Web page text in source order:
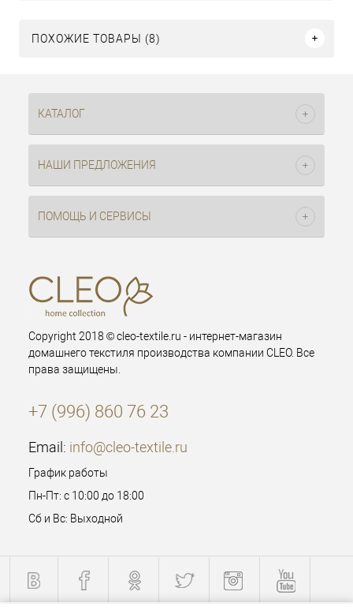
ПОХОЖИЕ ТОВАРЫ (8)
КАТАЛОГ
НАШИ ПРЕДЛОЖЕНИЯ
ПОМОЩЬ И СЕРВИСЫ
Copyright 2018 © cleo-textile.ru - интернет-магазин
домашнего текстиля производства компании CLEO. Все
права защищены.
+7 (996) 860 76 23
Email: info@cleo-textile.ru
График работы
Пн-Пт: с 10:00 до 18:00
Сб и Вс: Выходной